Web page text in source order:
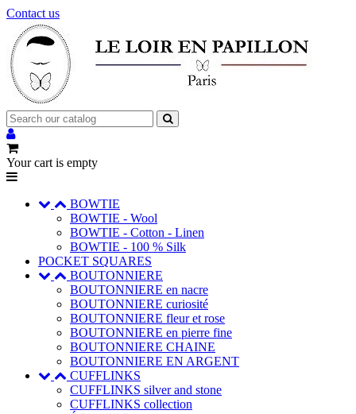
Contact us
Your cart is empty
BOWTIE
BOWTIE - Wool
BOWTIE - Cotton - Linen
BOWTIE - 100 % Silk
POCKET SQUARES
BOUTONNIERE
BOUTONNIERE en nacre
BOUTONNIERE curiosité
BOUTONNIERE fleur et rose
BOUTONNIERE en pierre fine
BOUTONNIERE CHAINE
BOUTONNIERE EN ARGENT
CUFFLINKS
CUFFLINKS silver and stone
CUFFLINKS collection